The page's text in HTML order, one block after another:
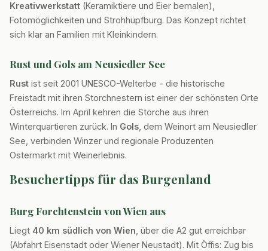
Kreativwerkstatt (Keramiktiere und Eier bemalen),
Fotomöglichkeiten und Strohhüpfburg. Das Konzept richtet
sich klar an Familien mit Kleinkindern.
Rust und Gols am Neusiedler See
Rust ist seit 2001 UNESCO-Welterbe - die historische
Freistadt mit ihren Storchnestern ist einer der schönsten Orte
Österreichs. Im April kehren die Störche aus ihren
Winterquartieren zurück. In Gols, dem Weinort am Neusiedler
See, verbinden Winzer und regionale Produzenten
Ostermarkt mit Weinerlebnis.
Besuchertipps für das Burgenland
Burg Forchtenstein von Wien aus
Liegt 40 km südlich von Wien, über die A2 gut erreichbar
(Abfahrt Eisenstadt oder Wiener Neustadt). Mit Öffis: Zug bis